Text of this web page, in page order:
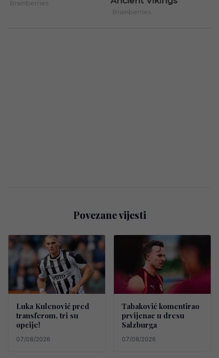
Povezane vijesti
Luka Kulenović pred
transferom, tri su
opcije!
07/08/2026
Tabaković komentirao
prvijenac u dresu
Salzburga
07/08/2026